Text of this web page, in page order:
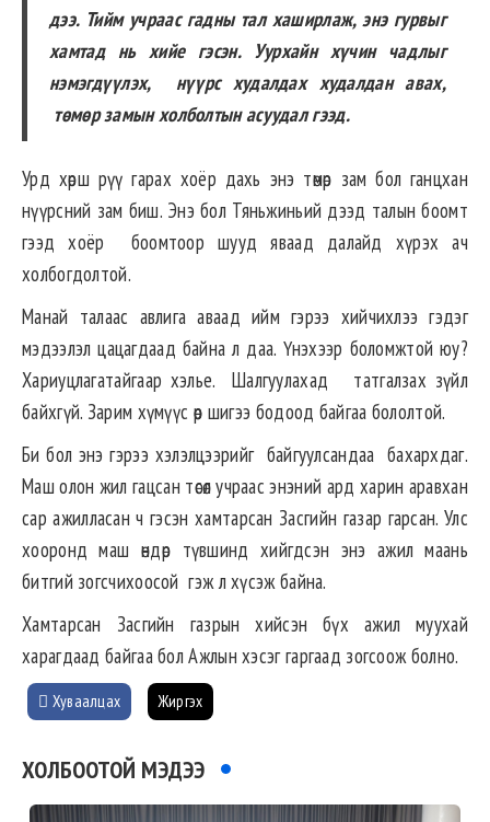
дээ. Тийм учраас гадны тал хаширлаж, энэ гурвыг
хамтад нь хийе гэсэн. Уурхайн хүчин чадлыг
нэмэгдүүлэх, нүүрс худалдах худалдан авах,
төмөр замын холболтын асуудал гээд.
Урд хөрш рүү гарах хоёр дахь энэ төмөр зам бол ганцхан
нүүрсний зам биш. Энэ бол Тяньжиньий дээд талын боомт
гээд хоёр боомтоор шууд яваад далайд хүрэх ач
холбогдолтой.
Манай талаас авлига аваад ийм гэрээ хийчихлээ гэдэг
мэдээлэл цацагдаад байна л даа. Үнэхээр боломжтой юу?
Хариуцлагатайгаар хэлье. Шалгуулахад татгалзах зүйл
байхгүй. Зарим хүмүүс өөр шигээ бодоод байгаа бололтой.
Би бол энэ гэрээ хэлэлцээрийг байгуулсандаа бахархдаг.
Маш олон жил гацсан төсөл учраас энэний ард харин аравхан
сар ажилласан ч гэсэн хамтарсан Засгийн газар гарсан. Улс
хооронд маш өндөр түвшинд хийгдсэн энэ ажил маань
битгий зогсчихоосой гэж л хүсэж байна.
Хамтарсан Засгийн газрын хийсэн бүх ажил муухай
харагдаад байгаа бол Ажлын хэсэг гаргаад зогсоож болно.
Хуваалцах Жиргэх
ХОЛБООТОЙ МЭДЭЭ